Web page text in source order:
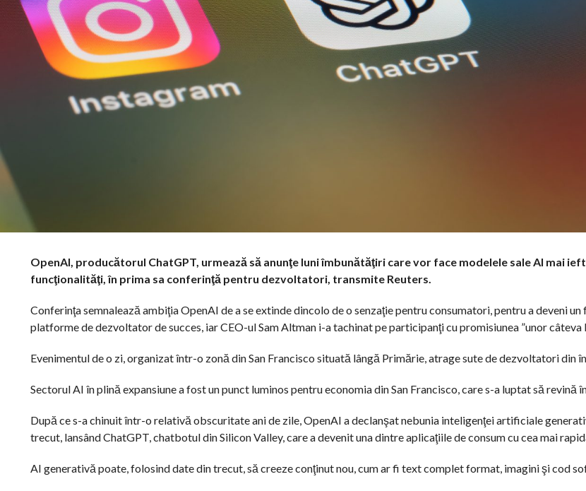
OpenAI, producătorul ChatGPT, urmează să anunţe luni îmbunătăţiri care vor face modelele sale AI mai
funcţionalităţi, în prima sa conferinţă pentru dezvoltatori, transmite Reuters.
Conferinţa semnalează ambiţia OpenAI de a se extinde dincolo de o senzaţie pentru consumatori, pentru a deveni un
platforme de dezvoltator de succes, iar CEO-ul Sam Altman i-a tachinat pe participanţi cu promisiunea ”unor câteva
Evenimentul de o zi, organizat într-o zonă din San Francisco situată lângă Primărie, atrage sute de dezvoltatori din
Sectorul AI în plină expansiune a fost un punct luminos pentru economia din San Francisco, care s-a luptat să revină
După ce s-a chinuit într-o relativă obscuritate ani de zile, OpenAI a declanşat nebunia inteligenţei artificiale
trecut, lansând ChatGPT, chatbotul din Silicon Valley, care a devenit una dintre aplicaţiile de consum cu cea mai
AI generativă poate, folosind date din trecut, să creeze conţinut nou, cum ar fi text complet format, imagini şi cod